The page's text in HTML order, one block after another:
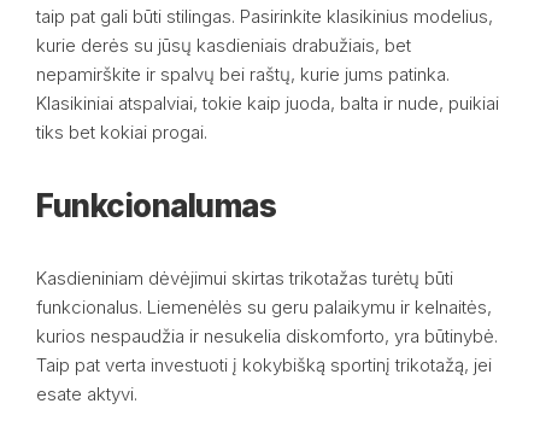
taip pat gali būti stilingas. Pasirinkite klasikinius modelius,
kurie derės su jūsų kasdieniais drabužiais, bet
nepamirškite ir spalvų bei raštų, kurie jums patinka.
Klasikiniai atspalviai, tokie kaip juoda, balta ir nude, puikiai
tiks bet kokiai progai.
Funkcionalumas
Kasdieniniam dėvėjimui skirtas trikotažas turėtų būti
funkcionalus. Liemenėlės su geru palaikymu ir kelnaitės,
kurios nespaudžia ir nesukelia diskomforto, yra būtinybė.
Taip pat verta investuoti į kokybišką sportinį trikotažą, jei
esate aktyvi.